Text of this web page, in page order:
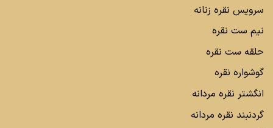
سرویس نقره زنانه
نیم ست نقره
حلقه ست نقره
گوشواره نقره
انگشتر نقره مردانه
گردنبند نقره مردانه